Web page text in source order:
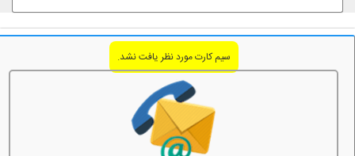
سیم کارت مورد نظر یافت نشد.